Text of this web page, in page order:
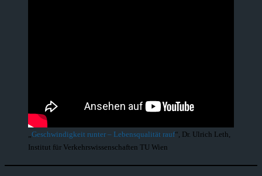
Geschwindigkeit runter – Lebensqualität rauf“, Dr. Ulrich Leth,
Institut für Verkehrswissenschaften TU Wien